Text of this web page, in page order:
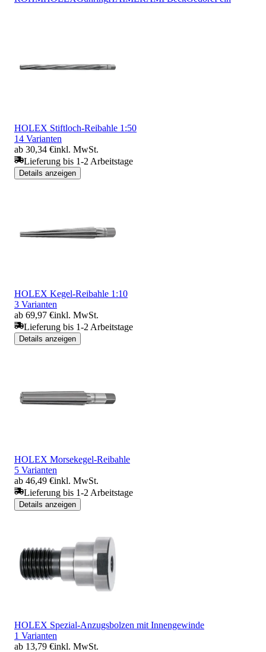
HOLEX Stiftloch-Reibahle 1:50
14 Varianten
ab 30,34 €inkl. MwSt.
Lieferung bis 1-2 Arbeitstage
Details anzeigen
HOLEX Kegel-Reibahle 1:10
3 Varianten
ab 69,97 €inkl. MwSt.
Lieferung bis 1-2 Arbeitstage
Details anzeigen
HOLEX Morsekegel-Reibahle
5 Varianten
ab 46,49 €inkl. MwSt.
Lieferung bis 1-2 Arbeitstage
Details anzeigen
HOLEX Spezial-Anzugsbolzen mit Innengewinde
1 Varianten
ab 13,79 €inkl. MwSt.